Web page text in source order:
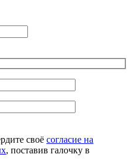
своё согласие на
, поставив галочку в